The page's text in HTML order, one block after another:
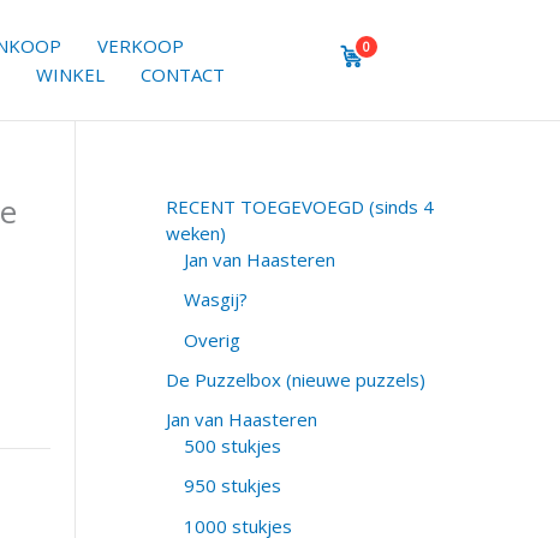
VERKOOP
WINKEL CONTACT
0
RECENT TOEGEVOEGD (sinds 4
weken)
Jan van Haasteren
Wasgij?
Overig
De Puzzelbox (nieuwe puzzels)
Jan van Haasteren
500 stukjes
950 stukjes
1000 stukjes